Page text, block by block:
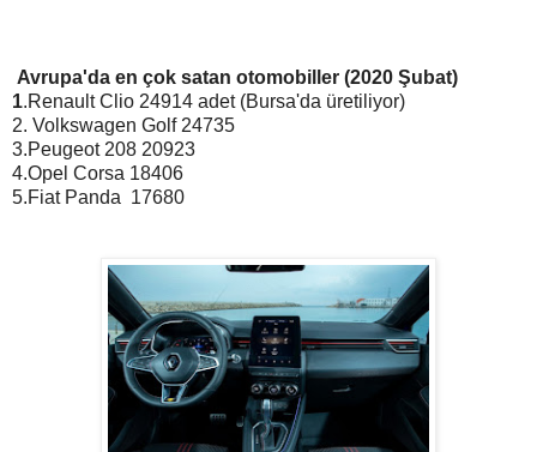
Avrupa'da en çok satan otomobiller (2020 Şubat)
1.Renault Clio 24914 adet (Bursa'da üretiliyor)
2. Volkswagen Golf 24735
3.Peugeot 208 20923
4.Opel Corsa 18406
5.Fiat Panda 17680